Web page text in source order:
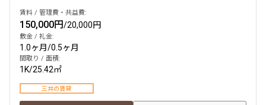
賃料 / 管理費・共益費:
150,000円/20,000円
敷金 / 礼金:
1.0ヶ月/0.5ヶ月
間取り / 面積:
1K/25.42㎡
三井の賃貸